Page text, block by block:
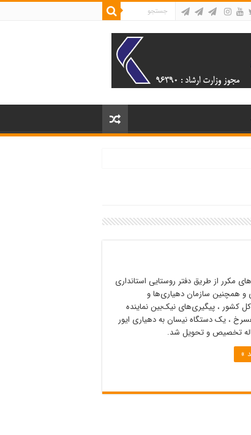
مکرر از طریق دفتر روستایی استانداری
همچنین سازمان دهیاری‌ها و
کشور ، پیگیری‌های نیک‌بین نماینده
، یک دستگاه نیسان به دهیاری ایور
تخصیص و تحویل شد.
»